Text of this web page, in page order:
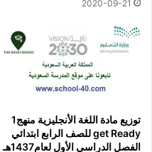
2020-09-21
توزيع مادة اللغة الأنجليزية منهج1
get Ready للصف الرابع ابتدائي
الفصل الدراسي الأول لعام1437هـ